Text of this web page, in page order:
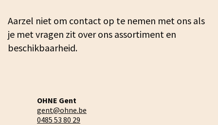
Aarzel niet om contact op te nemen met ons als
je met vragen zit over ons assortiment en
beschikbaarheid.
OHNE Gent
gent@ohne.be
0485 53 80 29